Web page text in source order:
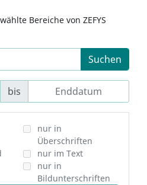
Bereiche von ZEFYS
Suchen
bis
nur in
Überschriften
nur im Text
nur in
Bildunterschriften